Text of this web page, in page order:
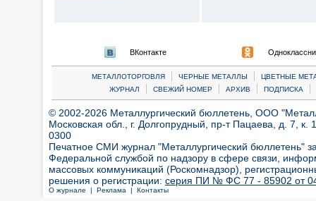
ВКонтакте
МЕТАЛЛОТОРГОВЛЯ | ЧЕРНЫЕ МЕТАЛЛЫ |
ЦВЕТНЫЕ
ЖУРНАЛ
| СВЕЖИЙ НОМЕР | АРХИВ | ПОДПИСКА |
© 2002-2026 Металлургический бюллетень, ООО
Московская обл., г. Долгопрудный, пр-т Пацаева, д. 7,
0300
Печатное СМИ журнал "Металлургический бюллетень"
Федеральной службой по надзору в сфере связи,
массовых коммуникаций (Роскомнадзор),
решения о регистрации: серия ПИ № ФС 77 - 85902 от 04
О журнале | Реклама | Контакты